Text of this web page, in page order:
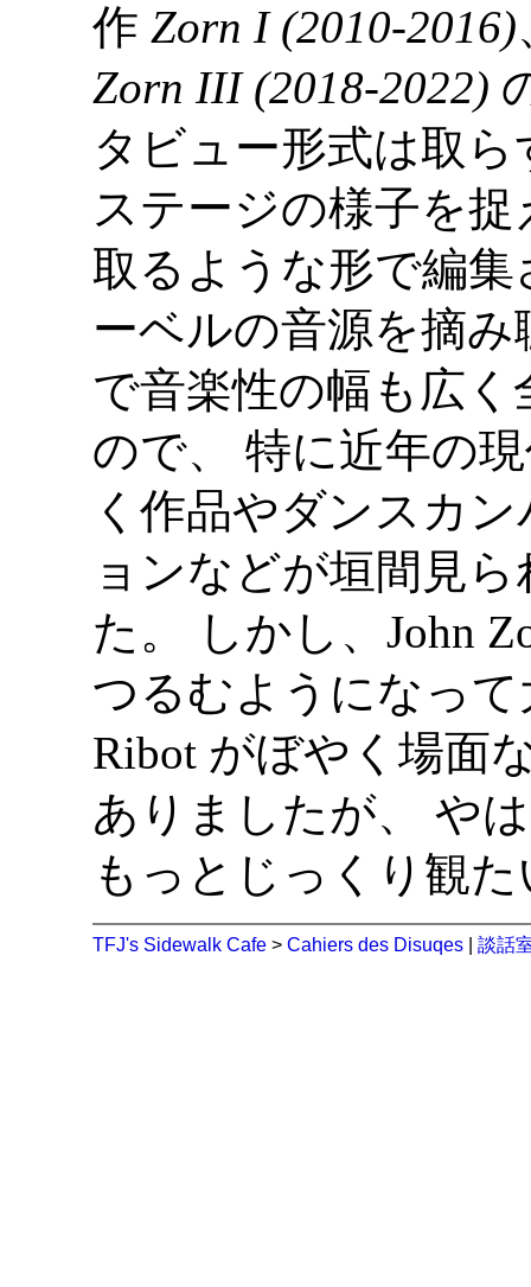
作Zorn I (2010-2016)
Zorn III (2018-2022)
タビュー形式は取
ステージの様子を
取るような形で編集
ーベルの音源を摘
で音楽性の幅も広
ので、 特に近年の
く作品やダンスカ
ョンなどが垣間見
た。 しかし、John
つるむようになっ
Ribot がぼやく場面
ありましたが、 や
もっとじっくり観
TFJ's Sidewalk Cafe >Cahiers des Disuqes |談話